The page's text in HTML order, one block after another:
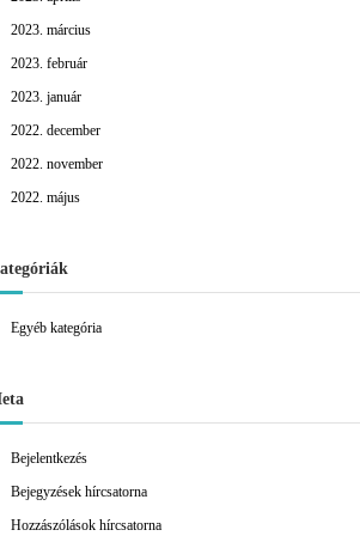
2023. március
2023. február
2023. január
2022. december
2022. november
2022. május
Egyéb kategória
Bejelentkezés
Bejegyzések hírcsatorna
Hozzászólások hírcsatorna